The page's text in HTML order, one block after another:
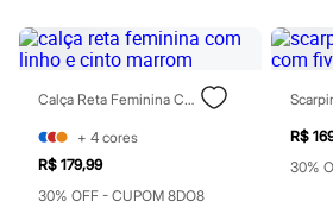
10 a 16 anos
Acessórios
Recém-nascido
Bolsas e Mochilas
Chapéus
Calçados
Botas
Chinelos
Pantufas
Calça Reta Feminina Com Linho E Cinto Marrom
+ 4 cores
R$ 179,99
30% OFF - CUPOM 8DO8
R$
30%